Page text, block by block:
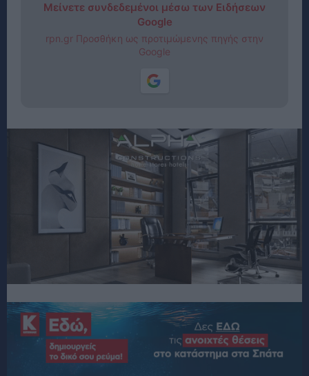
Μείνετε συνδεδεμένοι μέσω των Ειδήσεων
Google
rpn.gr Προσθήκη ως προτιμώμενης πηγής στην
Google